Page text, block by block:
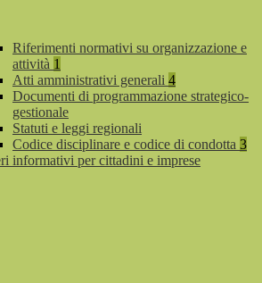
Riferimenti normativi su organizzazione e
attività 1
Atti amministrativi generali 4
Documenti di programmazione strategico-
gestionale
Statuti e leggi regionali
Codice disciplinare e codice di condotta 3
informativi per cittadini e imprese